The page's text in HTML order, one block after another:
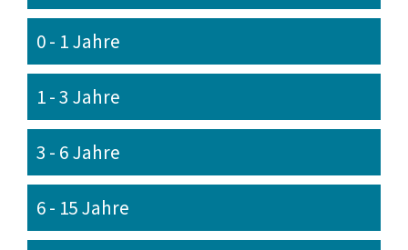
0 - 1 Jahre
1 - 3 Jahre
3 - 6 Jahre
6 - 15 Jahre